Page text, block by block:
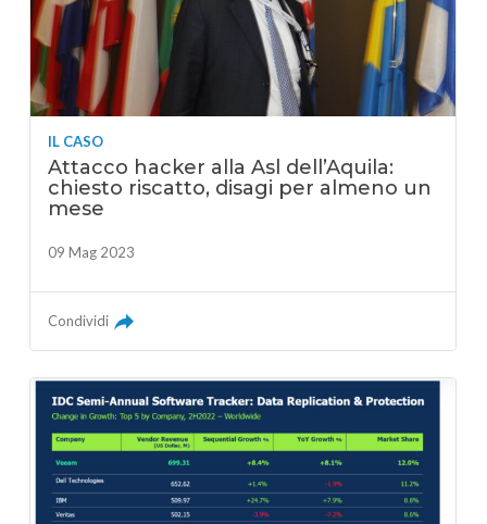
IL CASO
Attacco hacker alla Asl dell’Aquila:
chiesto riscatto, disagi per almeno un
mese
09 Mag 2023
Condividi